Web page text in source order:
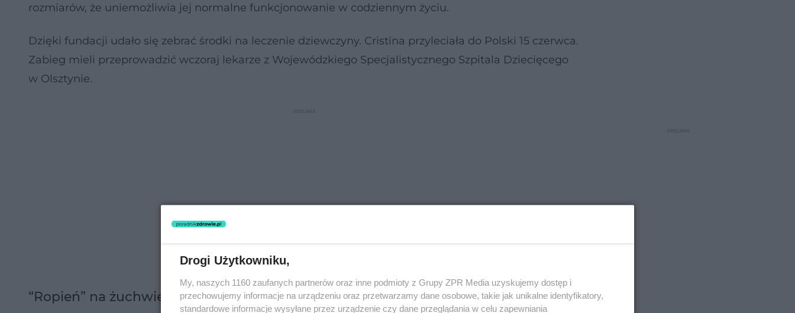
rozmiarów, że uniemożliwia jej normalne funkcjonowanie w codziennym życiu.
Dzięki fundacji udało się zebrać środki na leczenie dziewczyny. Cristina przyleciała do Polski 15 czerwca.
Zabieg mieli przeprowadzić wczoraj lekarze z Wojewódzkiego Specjalistycznego Szpitala Dziecięcego
w Olsztynie.
“Ropień” na żuchwie Cristiny to nowotwór
Drogi Użytkowniku,
My, naszych 1160 zaufanych partnerów oraz inne podmioty z Grupy ZPR Media uzyskujemy dostęp i
przechowujemy informacje na urządzeniu oraz przetwarzamy dane osobowe, takie jak unikalne identyfikatory,
standardowe informacje wysyłane przez urządzenie czy dane przeglądania w celu zapewniania